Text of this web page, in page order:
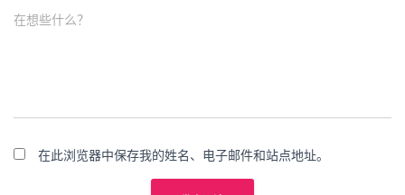
在想些什么？
在此浏览器中保存我的姓名、电子邮件和站点地址。